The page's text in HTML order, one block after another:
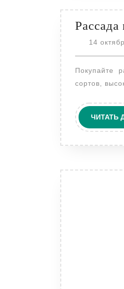
14
Покупайте рассаду клубники в питомнике Тимирязевской академии! Богатый выбор
сортов,
ЧИТАТЬ